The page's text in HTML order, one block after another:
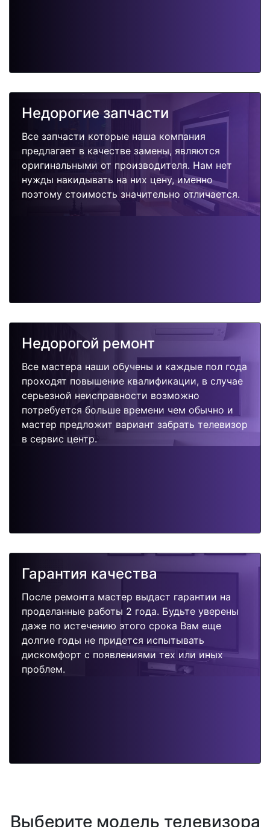
Недорогие запчасти
Все запчасти которые наша компания
предлагает в качестве замены, являются
оригинальными от производителя. Нам нет
нужды накидывать на них цену, именно
поэтому стоимость значительно отличается.
Недорогой ремонт
Все мастера наши обучены и каждые пол года
проходят повышение квалификации, в случае
серьезной неисправности возможно
потребуется больше времени чем обычно и
мастер предложит вариант забрать телевизор
в сервис центр.
Гарантия качества
После ремонта мастер выдаст гарантии на
проделанные работы 2 года. Будьте уверены
даже по истечению этого срока Вам еще
долгие годы не придется испытывать
дискомфорт с появлениями тех или иных
проблем.
Выберите модель телевизора